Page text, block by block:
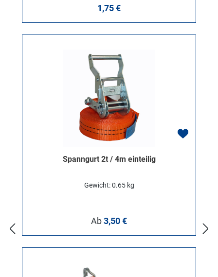
Regulärer Preis:
1,75 €
Spanngurt 2t / 4m einteilig
Gewicht: 0.65 kg
Regulärer Preis:
Ab3,50 €